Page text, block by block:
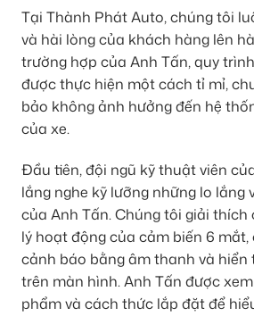
Tại Thành Phát Auto, chúng tôi
và hài lòng của khách hàng lên
trường hợp của Anh Tấn, quy
được thực hiện một cách tỉ mỉ,
bảo không ảnh hưởng đến hệ
của xe.
Đầu tiên, đội ngũ kỹ thuật viên
lắng nghe kỹ lưỡng những lo lắng
của Anh Tấn. Chúng tôi giải thích
lý hoạt động của cảm biến 6
cảnh báo bằng âm thanh và hiển
trên màn hình. Anh Tấn được
phẩm và cách thức lắp đặt để